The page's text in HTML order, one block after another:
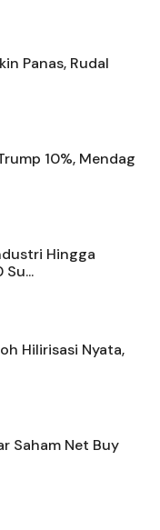
Panas, Rudal
10%, Mendag
Hingga
Hilirisasi Nyata,
Saham Net Buy